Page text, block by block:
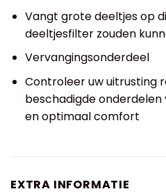
Vangt grote deeltjes op
deeltjesfilter zouden
Vervangingsonderdeel
Controleer uw uitrusting
beschadigde
en optimaal comfort
EXTRA INFORMATIE